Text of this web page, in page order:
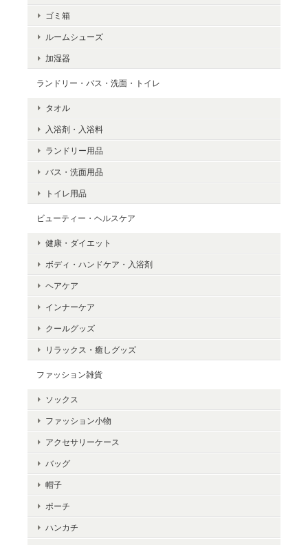
ゴミ箱
ルームシューズ
加湿器
ランドリー・バス・洗面・トイレ
タオル
入浴剤・入浴料
ランドリー用品
バス・洗面用品
トイレ用品
ビューティー・ヘルスケア
健康・ダイエット
ボディ・ハンドケア・入浴剤
ヘアケア
インナーケア
クールグッズ
リラックス・癒しグッズ
ファッション雑貨
ソックス
ファッション小物
アクセサリーケース
バッグ
帽子
ポーチ
ハンカチ